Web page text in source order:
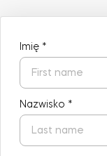
Wynajem
PRODUKTY
Smart zamki
Tedee GO2
KUP TEDEE
POMOC
Imię *
Nazwisko *